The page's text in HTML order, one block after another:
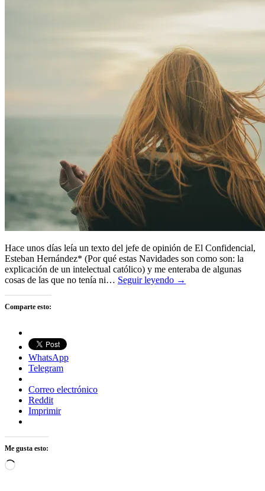
Hace unos días leía un texto del jefe de opinión de El Confidencial,
Esteban Hernández* (Por qué estas Navidades son como son: la
explicación de un intelectual católico) y me enteraba de algunas
cosas de las que no tenía ni… Seguir leyendo →
Comparte esto:
WhatsApp
Telegram
Correo electrónico
Reddit
Imprimir
Me gusta esto:
Cargando...